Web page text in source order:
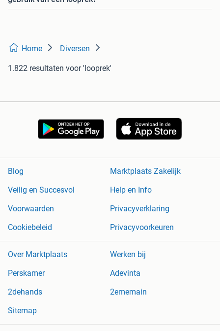
Home Diversen
1.822 resultaten voor 'looprek'
Blog
Marktplaats Zakelijk
Veilig en Succesvol
Help en Info
Voorwaarden
Privacyverklaring
Cookiebeleid
Privacyvoorkeuren
Over Marktplaats
Werken bij
Perskamer
Adevinta
2dehands
2ememain
Sitemap